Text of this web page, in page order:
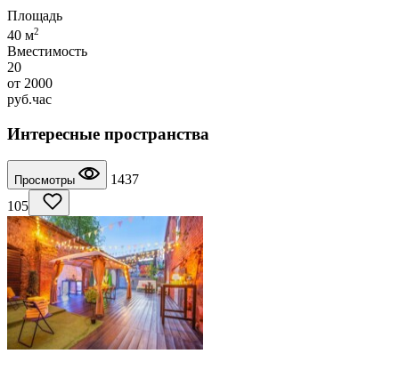
Площадь
40 м2
Вместимость
20
от 2000
руб.час
Интересные пространства
Просмотры
1437
105